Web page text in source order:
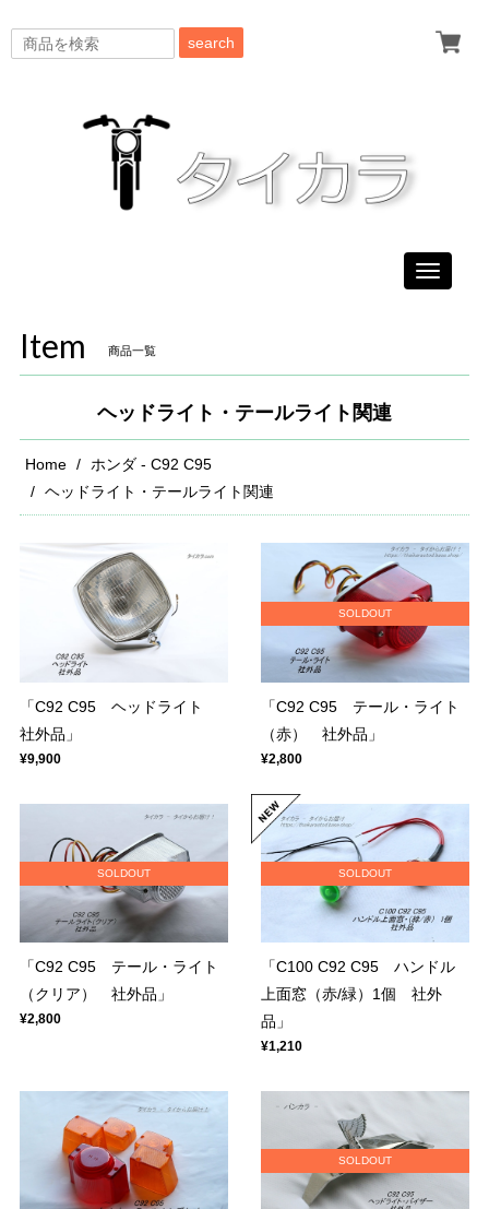
search
Toggle
Item 商品一覧
ヘッドライト・テールライト関連
Home
ホンダ - C92 C95
ヘッドライト・テールライト関連
「C92 C95 ヘッドライト
社外品」
¥9,900
SOLDOUT
「C92 C95 テール・ライト
（赤） 社外品」
¥2,800
SOLDOUT
「C92 C95 テール・ライト
（クリア） 社外品」
¥2,800
SOLDOUT
「C100 C92 C95 ハンドル
上面窓（赤/緑）1個 社外
品」
¥1,210
SOLDOUT